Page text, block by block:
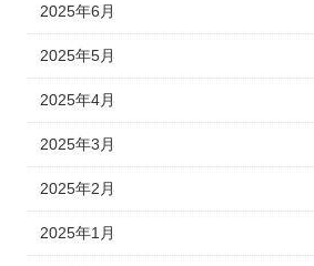
2025年6月
2025年5月
2025年4月
2025年3月
2025年2月
2025年1月